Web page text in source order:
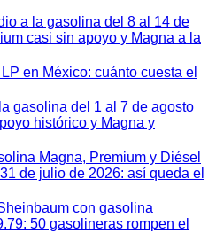
a la gasolina del 8 al 14 de
casi sin apoyo y Magna a la
en México: cuánto cuesta el
gasolina del 1 al 7 de agosto
histórico y Magna y
Magna, Premium y Diésel
de julio de 2026: así queda el
con gasolina
50 gasolineras rompen el